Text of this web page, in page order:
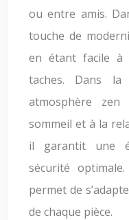
ou entre amis.
touche de
en étant facile à
taches. Dans
atmosphère
sommeil et à la
il garantit une
sécurité
permet de
de chaque pièce.